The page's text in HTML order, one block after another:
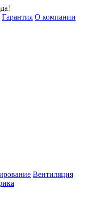
Гарантия О компании
Вентиляция